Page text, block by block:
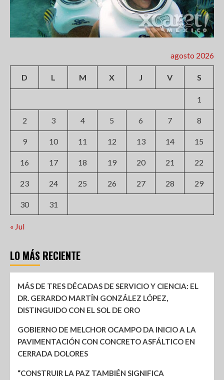
agosto 2026
D L M X J V S
1
2 3 4 5 6 7 8
9 10 11 12 13 14 15
16 17 18 19 20 21 22
23 24 25 26 27 28 29
30 31
« Jul
LO MÁS RECIENTE
MÁS DE TRES DÉCADAS DE SERVICIO Y CIENCIA: EL
DR. GERARDO MARTÍN GONZÁLEZ LÓPEZ,
DISTINGUIDO CON EL SOL DE ORO
GOBIERNO DE MELCHOR OCAMPO DA INICIO A LA
PAVIMENTACIÓN CON CONCRETO ASFÁLTICO EN
CERRADA DOLORES
“CONSTRUIR LA PAZ TAMBIÉN SIGNIFICA